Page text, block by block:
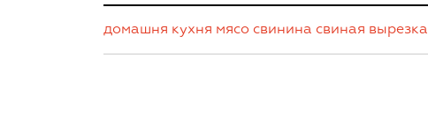
домашня кухня мясо свинина свиная вырезка